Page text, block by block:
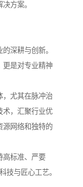
方案。
深耕与创新。
更是对专业精神
，尤其在脉冲治
术，汇聚行业优
源网络和独特的
高标准、严要
技与匠心工艺。